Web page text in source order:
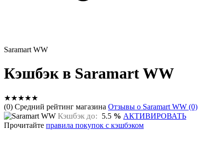
Saramart WW
Кэшбэк в Saramart WW
★★★★★
(0) Средний рейтинг магазина Отзывы о Saramart WW (0)
Кэшбэк до: 5.5 % АКТИВИРОВАТЬ
Прочитайте правила покупок с кэшбэком